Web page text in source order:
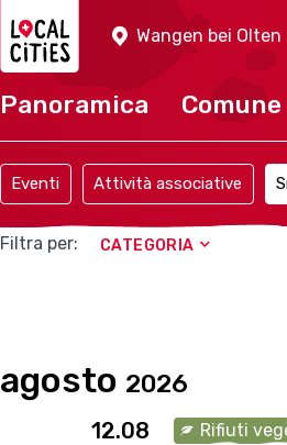
Wangen bei Olten
Panoramica Comune
Eventi Attività associative
Filtra per: CATEGORIA
agosto 2026
12.08 Rifiuti